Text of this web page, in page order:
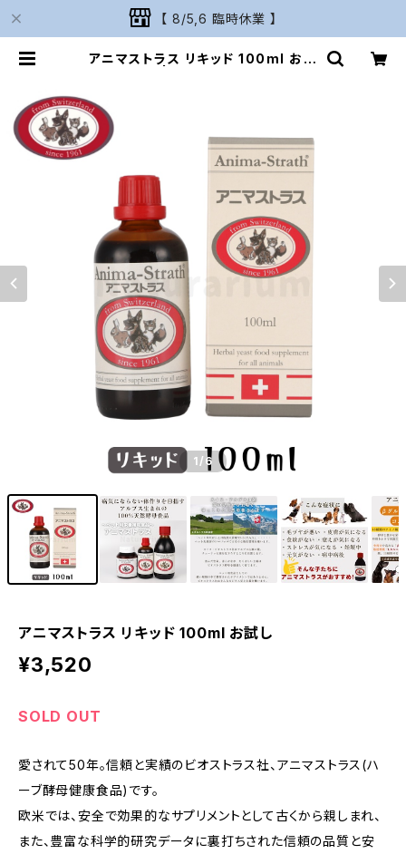
【 8/5,6 臨時休業 】
アニマストラス リキッド 100ml お試
1 /6
アニマストラス リキッド 100ml お試し
¥3,520
SOLD OUT
愛されて50年。信頼と実績のビオストラス社、アニマストラス(ハ
ーブ酵母健康食品)です。
欧米では、安全で効果的なサプリメントとして古くから親しまれ、
また、豊富な科学的研究データに裏打ちされた信頼の品質と安